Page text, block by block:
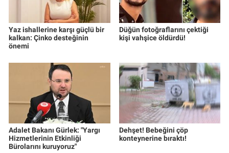
Yaz ishallerine karşı güçlü bir
kalkan: Çinko desteğinin
önemi
Düğün fotoğraflarını çektiği
kişi vahşice öldürdü!
Adalet Bakanı Gürlek: "Yargı
Hizmetlerinin Etkinliği
Bürolarını kuruyoruz"
Dehşet! Bebeğini çöp
konteynerine bıraktı!